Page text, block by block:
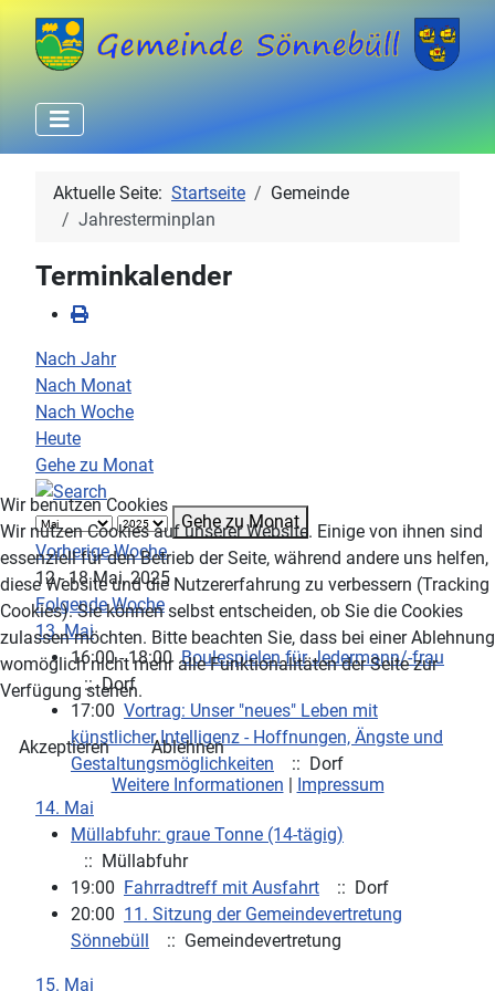
Aktuelle Seite: Startseite
Gemeinde
Jahresterminplan
Terminkalender
Nach Jahr
Nach Monat
Nach Woche
Heute
Gehe zu Monat
Gehe zu Monat
Vorherige Woche
12 - 18 Mai, 2025
Folgende Woche
13. Mai
16:00 - 18:00Boulespielen für Jedermann/-frau
:: Dorf
17:00 Vortrag: Unser "neues" Leben mit
künstlicher Intelligenz - Hoffnungen, Ängste und
Gestaltungsmöglichkeiten
:: Dorf
14. Mai
Müllabfuhr: graue Tonne (14-tägig)
:: Müllabfuhr
19:00 Fahrradtreff mit Ausfahrt
:: Dorf
20:00 11. Sitzung der Gemeindevertretung
Sönnebüll
:: Gemeindevertretung
15. Mai
Wir benutzen Cookies
Wir nutzen Cookies auf unserer Website. Einige von ihnen sind
essenziell für den Betrieb der Seite, während andere uns helfen,
diese Website und die Nutzererfahrung zu verbessern (Tracking
Cookies). Sie können selbst entscheiden, ob Sie die Cookies
zulassen möchten. Bitte beachten Sie, dass bei einer Ablehnung
womöglich nicht mehr alle Funktionalitäten der Seite zur
Verfügung stehen.
Akzeptieren
Ablehnen
Weitere Informationen | Impressum